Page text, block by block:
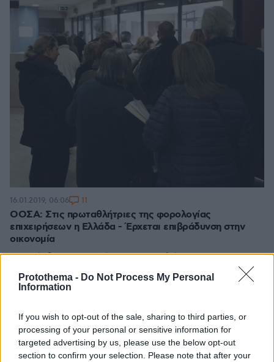
Protothema - Do Not Process My Personal
Information
If you wish to opt-out of the sale, sharing to third parties, or
processing of your personal or sensitive information for
targeted advertising by us, please use the below opt-out
section to confirm your selection. Please note that after your
ΟΟΣΑ: Στις πρωταθλήτριες της φορολογίας
επιχειρήσεων η Ελλάδα - Έρχεται επιβράδυνση στην
οικονομία
Στην έκθεση σχετικά με τη φορολόγηση των
δεκάδα των χωρών με την υψηλότερη φορολογία
16.01.2019, 06:06 11